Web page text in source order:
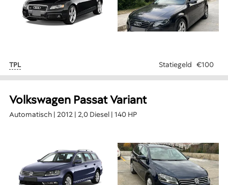
TPL Statiegeld €100
Volkswagen Passat Variant
Automatisch | 2012 | 2,0 Diesel | 140 HP